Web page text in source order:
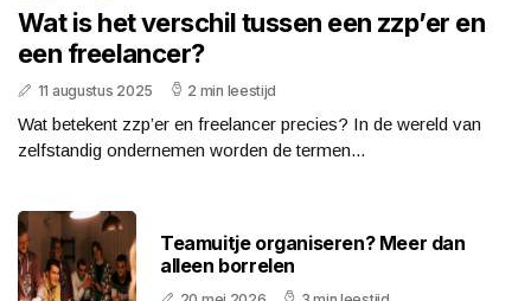
Wat is het verschil tussen een zzp’er en
een freelancer?
11 augustus 2025 2 min leestijd
Wat betekent zzp’er en freelancer precies? In de wereld van
zelfstandig ondernemen worden de termen...
Teamuitje organiseren? Meer dan
alleen borrelen